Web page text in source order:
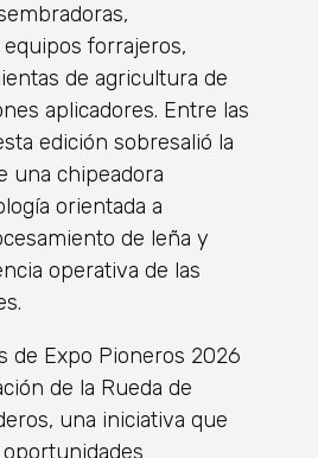
forrajeros,
de agricultura de
aplicadores. Entre las
edición sobresalió la
una chipeadora
orientada a
de leña y
operativa de las
de Expo Pioneros 2026
de la Rueda de
una iniciativa que